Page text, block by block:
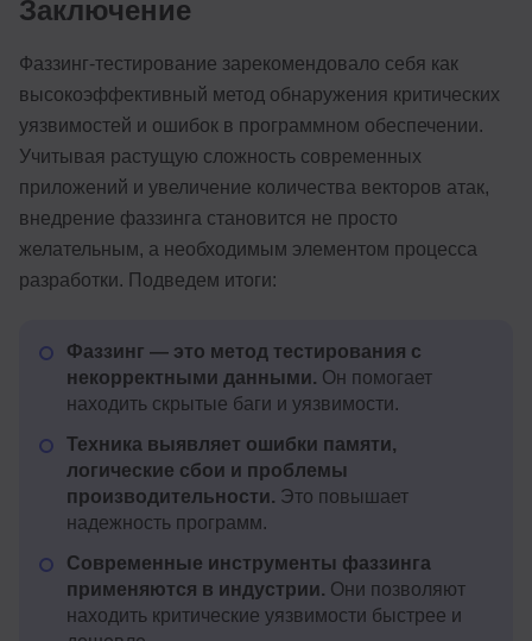
Заключение
Фаззинг-тестирование зарекомендовало себя как
высокоэффективный метод обнаружения критических
уязвимостей и ошибок в программном обеспечении.
Учитывая растущую сложность современных
приложений и увеличение количества векторов атак,
внедрение фаззинга становится не просто
желательным, а необходимым элементом процесса
разработки. Подведем итоги:
Фаззинг — это метод тестирования с
некорректными данными. Он помогает
находить скрытые баги и уязвимости.
Техника выявляет ошибки памяти,
логические сбои и проблемы
производительности. Это повышает
надежность программ.
Современные инструменты фаззинга
применяются в индустрии. Они позволяют
находить критические уязвимости быстрее и